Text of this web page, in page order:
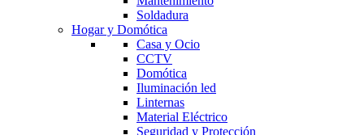
Soldadura
Hogar y Domótica
Casa y Ocio
CCTV
Domótica
Iluminación led
Linternas
Material Eléctrico
Seguridad y Protección